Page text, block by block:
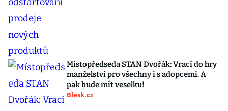
Místopředseda STAN Dvořák: Vrací do hry
manželství pro všechny i s adopcemi. A
pak bude mít veselku!
Blesk.cz